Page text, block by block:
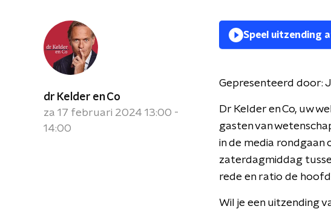
dr Kelder en Co
za 17 februari 2024 13:00 -
14:00
Speel uitzending
Gepresenteerd door:
Dr Kelder en Co, uw
gasten van
in de media rondgaan
zaterdagmiddag
rede en ratio de
Wil je een uitzending